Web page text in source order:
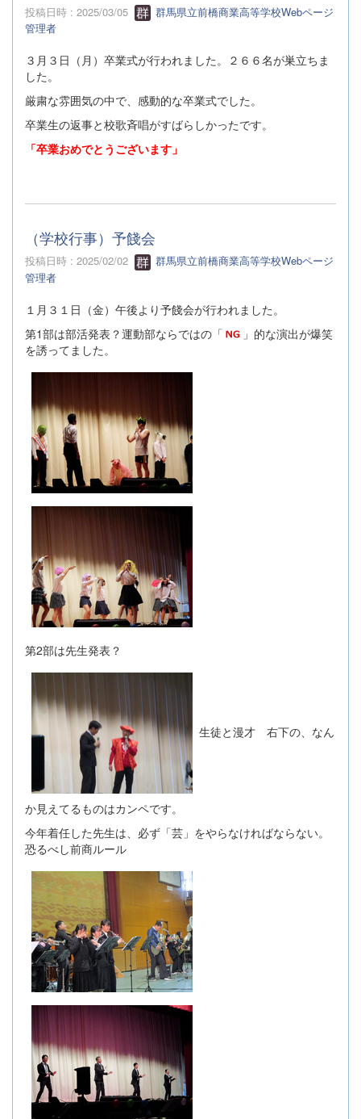
投稿日時 : 2025/03/05
群馬県立前橋商業高等学校Webページ
管理者
３月３日（月）卒業式が行われました。２６６名が巣立ちま
した。
厳粛な雰囲気の中で、感動的な卒業式でした。
卒業生の返事と校歌斉唱がすばらしかったです。
「卒業おめでとうございます」
（学校行事）予餞会
投稿日時 : 2025/02/02
群馬県立前橋商業高等学校Webページ
管理者
１月３１日（金）午後より予餞会が行われました。
第1部は部活発表？運動部ならではの「
」的な演出が爆笑
を誘ってました。
第2部は先生発表？
生徒と漫才 右下の、なん
か見えてるものはカンペです。
今年着任した先生は、必ず「芸」をやらなければならない。
恐るべし前商ルール